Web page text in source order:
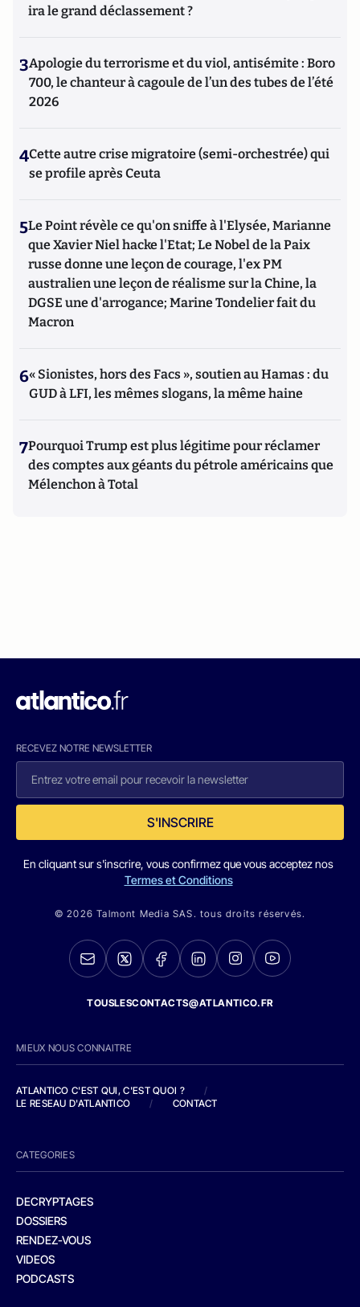
ira le grand déclassement ?
3Apologie du terrorisme et du viol, antisémite : Boro
700, le chanteur à cagoule de l’un des tubes de l’été
2026
4Cette autre crise migratoire (semi-orchestrée) qui
se profile après Ceuta
5Le Point révèle ce qu'on sniffe à l'Elysée, Marianne
que Xavier Niel hacke l'Etat; Le Nobel de la Paix
russe donne une leçon de courage, l'ex PM
australien une leçon de réalisme sur la Chine, la
DGSE une d'arrogance; Marine Tondelier fait du
Macron
6« Sionistes, hors des Facs », soutien au Hamas : du
GUD à LFI, les mêmes slogans, la même haine
7Pourquoi Trump est plus légitime pour réclamer
des comptes aux géants du pétrole américains que
Mélenchon à Total
RECEVEZ NOTRE NEWSLETTER
S'INSCRIRE
En cliquant sur s'inscrire, vous confirmez que vous acceptez nos
Termes et Conditions
© 2026 Talmont Media SAS. tous droits réservés.
TOUSLESCONTACTS@ATLANTICO.FR
MIEUX NOUS CONNAITRE
ATLANTICO C'EST QUI, C'EST QUOI ?
/
LE RESEAU D'ATLANTICO
/ CONTACT
CATEGORIES
DECRYPTAGES
DOSSIERS
RENDEZ-VOUS
VIDEOS
PODCASTS